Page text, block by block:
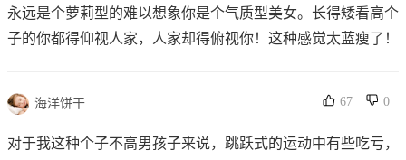
永远是个萝莉型的难以想象你是个气质型美女。长得矮看高个
子的你都得仰视人家，人家却得俯视你！这种感觉太蓝瘦了！
海洋饼干 67 0
对于我这种个子不高男孩子来说，跳跃式的运动中有些吃亏，